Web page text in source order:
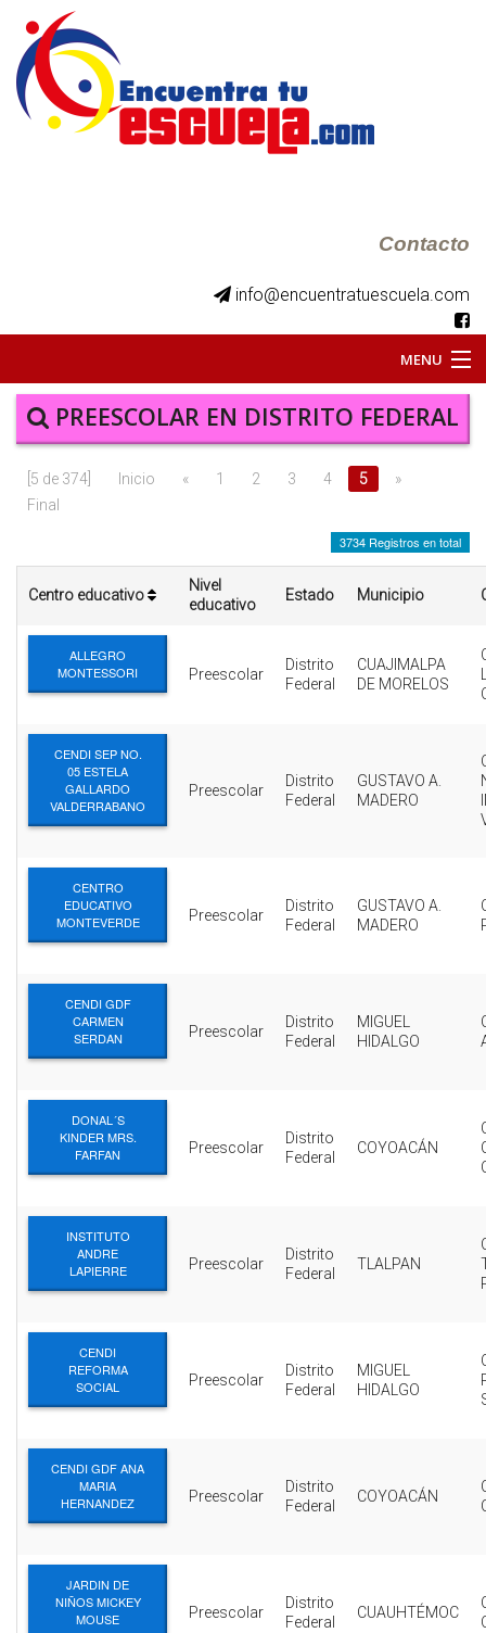
Contacto
info@encuentratuescuela.com
MENU
INICIO
INTERÉS
ESCUELA DE LA REPUBLICA
PREESCOLAR EN DISTRITO FEDERAL
[5 de 374] Inicio « 1 2 3 4 5
»
Final
3734 Registros en total
Centro educativo
Nivel
educativo
Estado Municipio
ALLEGRO
MONTESSORI
Preescolar
Distrito
Federal
CUAJIMALPA
DE MORELOS
CENDI SEP NO.
05 ESTELA
GALLARDO
VALDERRABANO
Preescolar
Distrito
Federal
GUSTAVO A.
MADERO
CENTRO
EDUCATIVO
MONTEVERDE
Preescolar
Distrito
Federal
GUSTAVO A.
MADERO
CENDI GDF
CARMEN
SERDAN
Preescolar
Distrito
Federal
MIGUEL
HIDALGO
DONAL´S
KINDER MRS.
FARFAN
Preescolar
Distrito
Federal
COYOACÁN
INSTITUTO
ANDRE
LAPIERRE
Preescolar
Distrito
Federal
TLALPAN
CENDI
REFORMA
SOCIAL
Preescolar
Distrito
Federal
MIGUEL
HIDALGO
CENDI GDF ANA
MARIA
HERNANDEZ
Preescolar
Distrito
Federal
COYOACÁN
JARDIN DE
NIÑOS MICKEY
MOUSE
Preescolar
Distrito
Federal
CUAUHTÉMOC